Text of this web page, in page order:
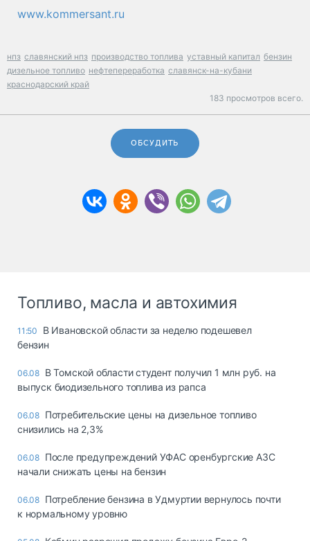
www.kommersant.ru
нпз славянский нпз производство топлива уставный капитал бензин
дизельное топливо нефтепереработка славянск-на-кубани
краснодарский край
183 просмотров всего.
ОБСУДИТЬ
Топливо, масла и автохимия
11:50
В Ивановской области за неделю подешевел
бензин
06.08 В Томской области студент получил 1 млн руб. на
выпуск биодизельного топлива из рапса
06.08 Потребительские цены на дизельное топливо
снизились на 2,3%
06.08 После предупреждений УФАС оренбургские АЗС
начали снижать цены на бензин
06.08 Потребление бензина в Удмуртии вернулось почти
к нормальному уровню